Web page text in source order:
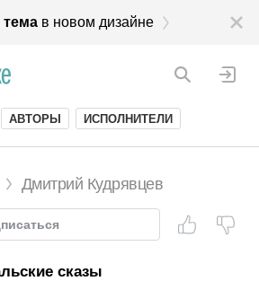
в новом дизайне
АВТОРЫ ИСПОЛНИТЕЛИ
Дмитрий Кудрявцев
сказы